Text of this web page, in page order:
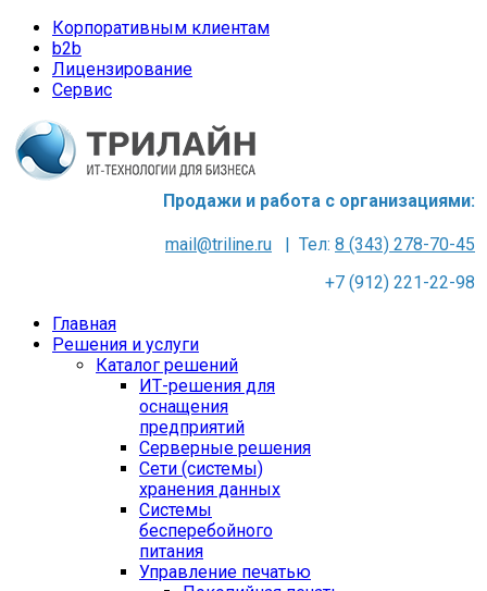
Корпоративным клиентам
b2b
Лицензирование
Сервис
Продажи и работа с организациями:
mail@triline.ru | Тел: 8 (343) 278-70-45
+7 (912) 221-22-98
Главная
Решения и услуги
Каталог решений
ИТ-решения для
оснащения
предприятий
Серверные решения
Сети (системы)
хранения данных
Системы
бесперебойного
питания
Управление печатью